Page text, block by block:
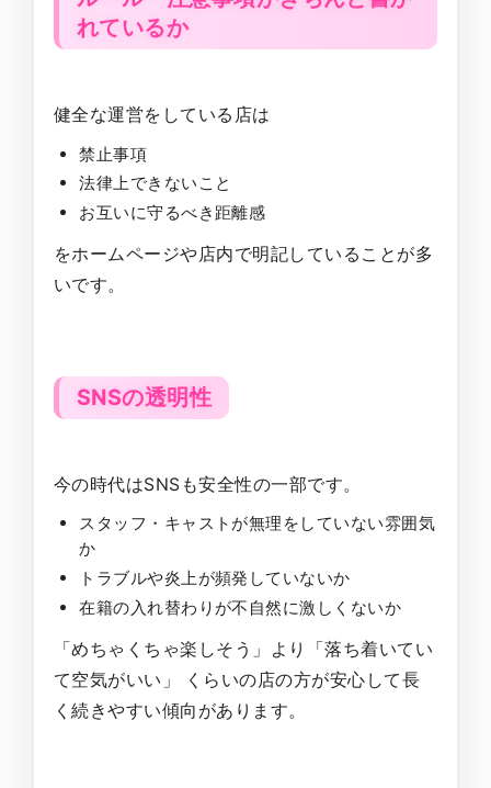
れているか
健全な運営をしている店は
禁止事項
法律上できないこと
お互いに守るべき距離感
をホームページや店内で明記していることが多
いです。
SNSの透明性
今の時代はSNSも安全性の一部です。
スタッフ・キャストが無理をしていない雰囲気
か
トラブルや炎上が頻発していないか
在籍の入れ替わりが不自然に激しくないか
「めちゃくちゃ楽しそう」より「落ち着いてい
て空気がいい」 くらいの店の方が安心して長
く続きやすい傾向があります。